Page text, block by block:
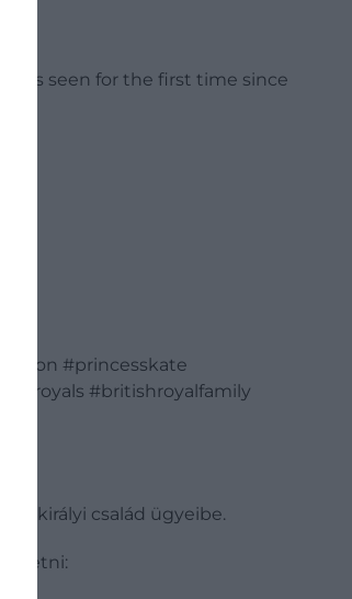
was seen for the first time since
#princesskate
#britishroyalfamily
a királyi család ügyeibe.